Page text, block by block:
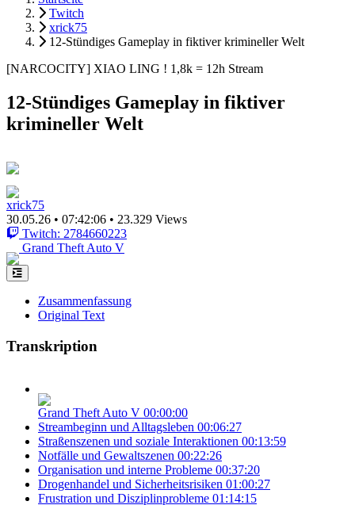
Twitch
xrick75
12-Stündiges Gameplay in fiktiver krimineller Welt
[NARCOCITY] XIAO LING ! 1,8k = 12h Stream
12-Stündiges Gameplay in fiktiver
krimineller Welt
xrick75
30.05.26 • 07:42:06 • 23.329 Views
Twitch: 2784660223
Grand Theft Auto V
Zusammenfassung
Original Text
Transkription
Grand Theft Auto V 00:00:00
Streambeginn und Alltagsleben 00:06:27
Straßenszenen und soziale Interaktionen 00:13:59
Notfälle und Gewaltszenen 00:22:26
Organisation und interne Probleme 00:37:20
Drogenhandel und Sicherheitsrisiken 01:00:27
Frustration und Disziplinprobleme 01:14:15